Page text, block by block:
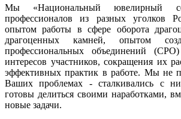
Мы «Национальный ювелирный
профессионалов из разных уголков
опытом работы в сфере оборота
драгоценных камней, опытом
профессиональных объединений
интересов участников, сокращения их
эффективных практик в работе. Мы не
Ваших проблемах - сталкивались с
готовы делиться своими наработками,
новые задачи.